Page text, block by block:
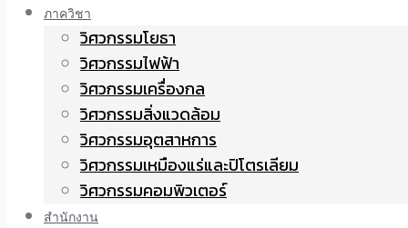
ภาควิชา
วิศวกรรมโยธา
วิศวกรรมไฟฟ้า
วิศวกรรมเครื่องกล
วิศวกรรมสิ่งแวดล้อม
วิศวกรรมอุตสาหการ
วิศวกรรมเหมืองแร่และปิโตรเลียม
วิศวกรรมคอมพิวเตอร์
สำนักงาน